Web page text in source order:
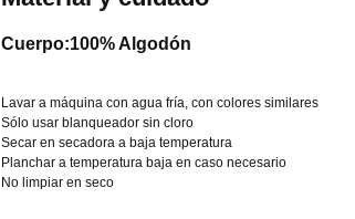
Cuerpo:100% Algodón
Lavar a máquina con agua fría, con colores similares
Sólo usar blanqueador sin cloro
Secar en secadora a baja temperatura
Planchar a temperatura baja en caso necesario
No limpiar en seco